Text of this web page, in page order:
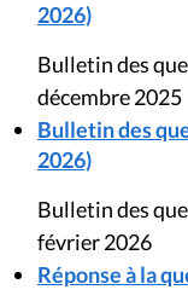
2026)
Bulletin des
décembre 2025
Bulletin des
2026)
Bulletin des
février 2026
Réponse à la